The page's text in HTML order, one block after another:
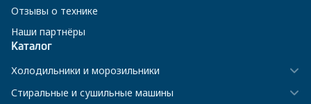
Отзывы о технике
Наши партнёры
Каталог
Холодильники и морозильники
Стиральные и сушильные машины